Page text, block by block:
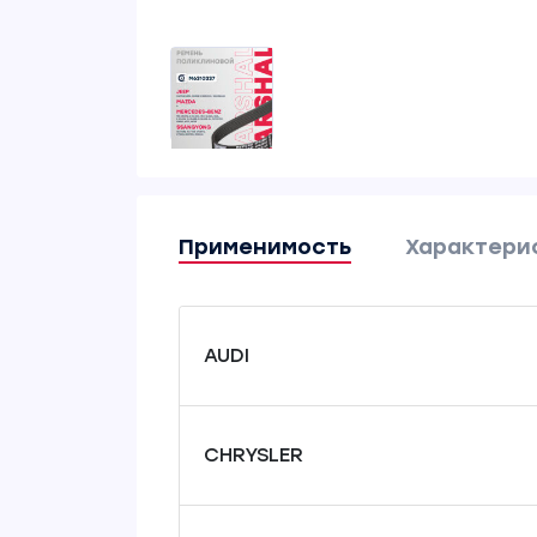
Применимость
AUDI
CHRYSLER